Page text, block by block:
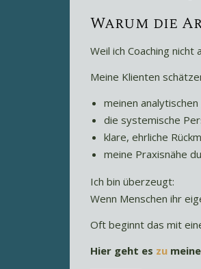
Warum die
Weil ich Coaching
Meine Klienten
meinen
die systemische
klare, ehrliche
meine Praxisnähe
Ich bin überzeugt:
Wenn Menschen ihr
Oft beginnt das mit
Hier geht es zu